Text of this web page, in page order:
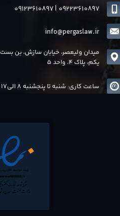
info@pergaslaw.ir
09123610897| 09223610897
میدان ولیعصر، خیابان سازش، بن بست
یکم، پلاک 4، واحد 5
ساعت کاری: شنبه تا پنجشنبه 8 الی17